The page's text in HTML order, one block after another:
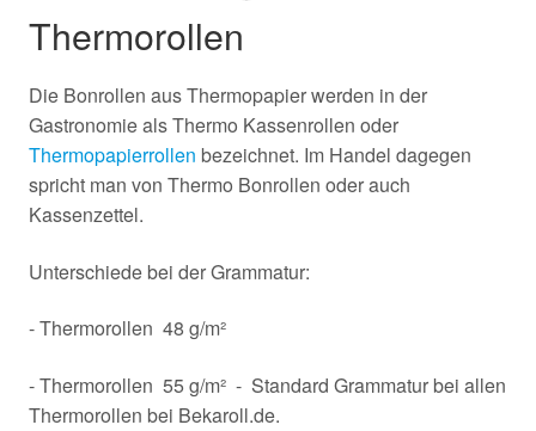
Thermorollen
Die Bonrollen aus Thermopapier werden in der
Gastronomie als Thermo Kassenrollen oder
Thermopapierrollen bezeichnet. Im Handel dagegen
spricht man von Thermo Bonrollen oder auch
Kassenzettel.
Unterschiede bei der Grammatur:
- Thermorollen 48 g/m²
- Thermorollen 55 g/m² - Standard Grammatur bei allen
Thermorollen bei Bekaroll.de.